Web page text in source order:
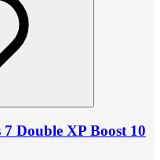
Double XP Boost 10